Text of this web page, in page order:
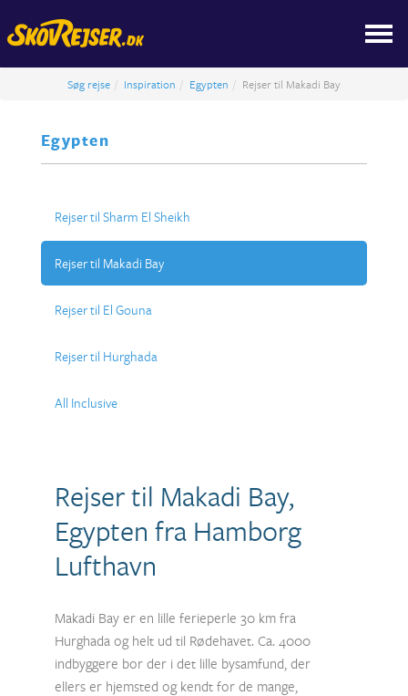
Søg rejse Inspiration Egypten Rejser til Makadi Bay
Egypten
Rejser til Sharm El Sheikh
Rejser til Makadi Bay
Rejser til El Gouna
Rejser til Hurghada
All Inclusive
Rejser til Makadi Bay,
Egypten fra Hamborg
Lufthavn
Makadi Bay er en lille ferieperle 30 km fra
Hurghada og helt ud til Rødehavet. Ca. 4000
indbyggere bor der i det lille bysamfund, der
ellers er hjemsted og kendt for de mange,